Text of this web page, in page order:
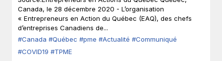
du Québec.
Canada, le 28 décembre 2020 - L’organisation
« Entrepreneurs en Action du Québec (EAQ), des chefs
d’entreprises Canadiens de...
#Canada #Québec #pme #Actualité #Communiqué
#COVID19 #TPME